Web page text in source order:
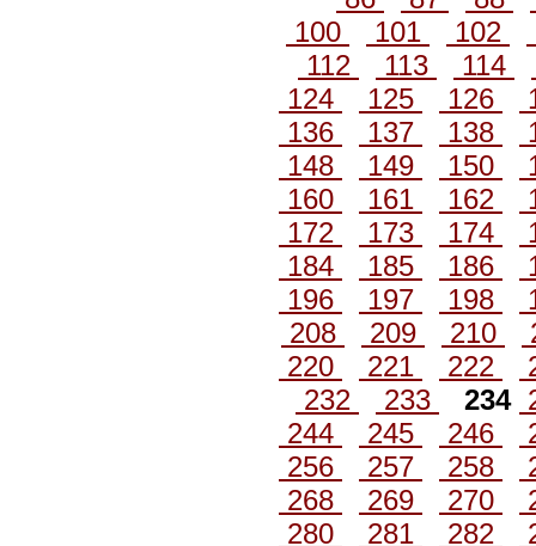
100
101 102
112
113 114
124
125 126
136
137 138
148
149 150
160
161 162
172
173 174
184
185 186
196
197 198
208
209 210
220
221 222
232
233 234
244
245 246
256
257 258
268
269 270
280
281 282